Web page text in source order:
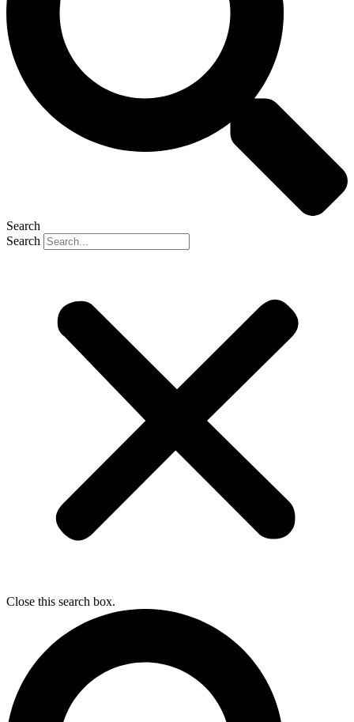
Search
Search
Close this search box.